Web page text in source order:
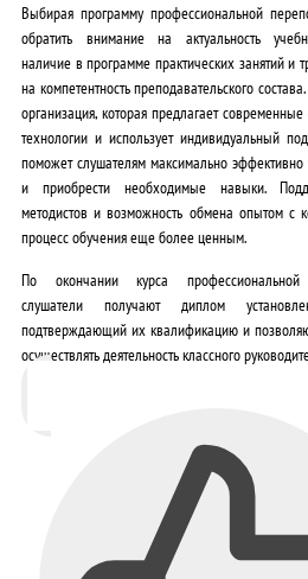
Выбирая программу профессиональной
обратить внимание на актуальность
наличие в программе практических занятий и
на компетентность преподавательского состава
организация, которая предлагаетсовременные
технологии и используетиндивидуальный
поможет слушателям максимально эффективно
и приобрести необходимые навыки.
методистов и возможность обмена опытом с
процесс обучения еще более ценным.
По окончании курса профессиональной
слушатели получают диплом
подтверждающий их квалификацию и
осуществлять деятельность классного